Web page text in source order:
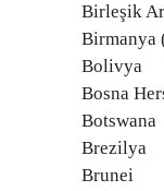
Birleşik
Birmanya
Bolivya
Bosna
Botswana
Brezilya
Brunei